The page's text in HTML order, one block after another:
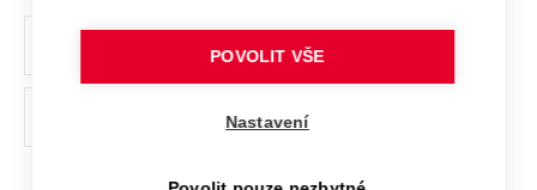
Ochrana osobních údajů
odkaz)
POVOLIT VŠE
Nastavení